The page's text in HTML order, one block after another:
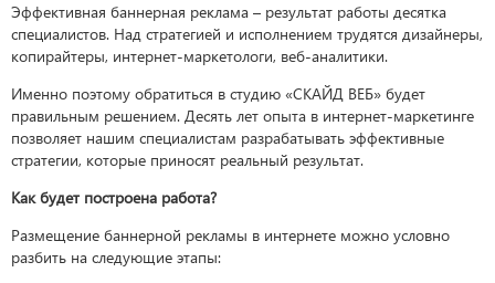
Эффективная баннерная реклама – результат работы десятка
специалистов. Над стратегией и исполнением трудятся дизайнеры,
копирайтеры, интернет-маркетологи, веб-аналитики.
Именно поэтому обратиться в студию «СКАЙД ВЕБ» будет
правильным решением. Десять лет опыта в интернет-маркетинге
позволяет нашим специалистам разрабатывать эффективные
стратегии, которые приносят реальный результат.
Как будет построена работа?
Размещение баннерной рекламы в интернете можно условно
разбить на следующие этапы: